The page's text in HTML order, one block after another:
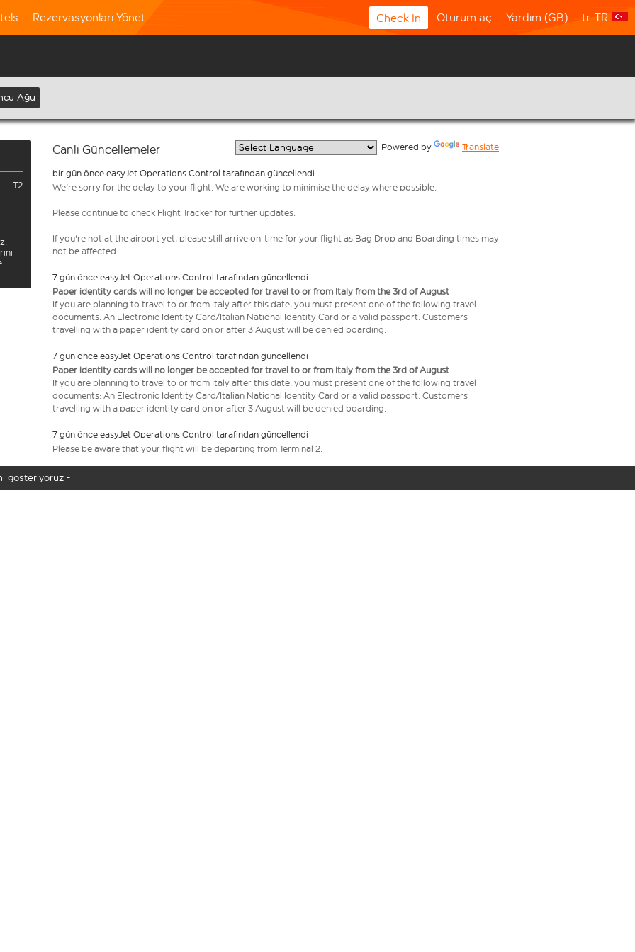
Rezervasyonları Yönet Check In Oturum aç Yardım (GB) tr-TR
Ağu
T2
Canlı Güncellemeler Powered by Translate
bir gün önce easyJet Operations Control tarafından güncellendi
We're sorry for the delay to your flight. We are working to minimise the delay where possible.
Please continue to check Flight Tracker for further updates.
If you're not at the airport yet, please still arrive on-time for your flight as Bag Drop and Boarding times may
not be affected.
7 gün önce easyJet Operations Control tarafından güncellendi
Paper identity cards will no longer be accepted for travel to or from Italy from the 3rd of August
If you are planning to travel to or from Italy after this date, you must present one of the following travel
documents: An Electronic Identity Card/Italian National Identity Card or a valid passport. Customers
travelling with a paper identity card on or after 3 August will be denied boarding.
7 gün önce easyJet Operations Control tarafından güncellendi
Paper identity cards will no longer be accepted for travel to or from Italy from the 3rd of August
If you are planning to travel to or from Italy after this date, you must present one of the following travel
documents: An Electronic Identity Card/Italian National Identity Card or a valid passport. Customers
travelling with a paper identity card on or after 3 August will be denied boarding.
7 gün önce easyJet Operations Control tarafından güncellendi
Please be aware that your flight will be departing from Terminal 2.
gösteriyoruz -